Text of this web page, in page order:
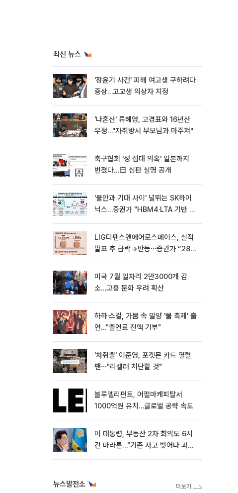
최신 뉴스
'장윤기 사건' 피해 여고생 구하려다
중상…고교생 의상자 지정
'나혼산' 류혜영, 고경표와 16년산
우정…"자취방서 부모님과 마주쳐"
축구협회 '성 접대 의혹' 일본까지
번졌다…日 심판 실명 공개
'불안과 기대 사이' 널뛰는 SK하이
닉스…증권가 "HBM4·LTA 기반 펀
LIG디펜스앤에어로스페이스, 실적
발표 후 급락→반등⋯증권가 “28년
미국 7월 일자리 2만3000개 감
소…고용 둔화 우려 확산
하하·스컬, 가뭄 속 밀양 '물 축제' 출
연…"출연료 전액 기부"
'차쥐뿔' 이준영, 포켓몬 카드 열혈
팬⋯"리셀러 처단할 것"
블루엘리펀트, 어펄마캐피탈서
1000억원 유치…글로벌 공략 속도
이 대통령, 부동산 2차 회의도 6시
간 마라톤…"기존 사고 벗어나 과감
뉴스발전소